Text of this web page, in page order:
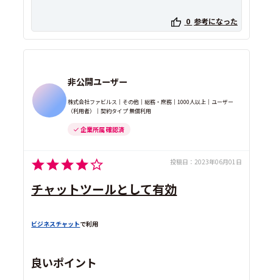
0 参考になった
非公開ユーザー
株式会社ファビルス｜その他｜総務・庶務｜1000人以上｜ユーザー
（利用者）｜契約タイプ 無償利用
企業所属 確認済
投稿日： 2023年06月01日
チャットツールとして有効
ビジネスチャットで利用
良いポイント